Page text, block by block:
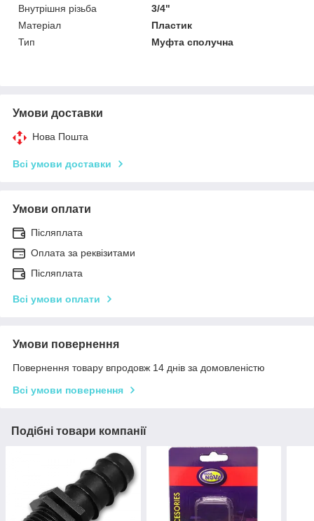
Внутрішня різьба
3/4"
Матеріал
Пластик
Тип
Муфта сполучна
Умови доставки
Нова Пошта
Всі умови доставки
Умови оплати
Післяплата
Оплата за реквізитами
Післяплата
Всі умови оплати
Умови повернення
Повернення товару впродовж 14 днів за домовленістю
Всі умови повернення
Подібні товари компанії